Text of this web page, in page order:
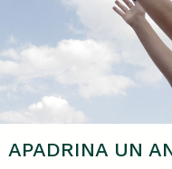
APADRINA UN